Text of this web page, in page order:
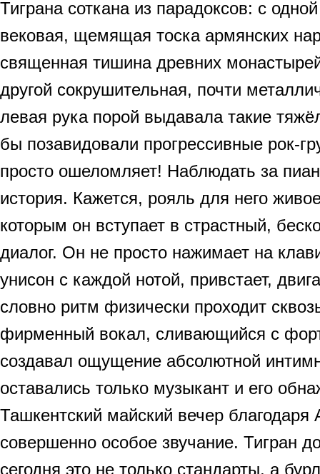
Тиграна соткана из парадоксов: с
вековая, щемящая тоска армянских
священная тишина древних
другой сокрушительная, почти
левая рука порой выдавала такие
бы позавидовали прогрессивные рок-
просто ошеломляет! Наблюдать за
история. Кажется, рояль для него
которым он вступает в страстный,
диалог. Он не просто нажимает на
унисон с каждой нотой, привстает,
словно ритм физически проходит
фирменный вокал, сливающийся с
создавал ощущение абсолютной
оставались только музыкант и его
Ташкентский майский вечер
совершенно особое звучание. Тигран
сегодня это не только стандарты, а